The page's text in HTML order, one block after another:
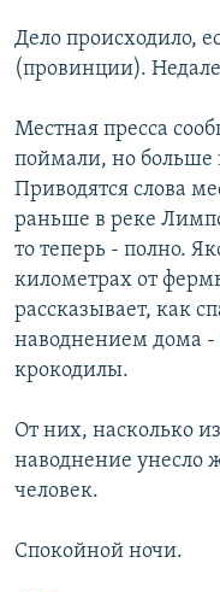
Дело происходило,
(провинции).
Местная пресса
поймали, но больше
Приводятся слова
раньше в реке
то теперь - полно.
километрах от
рассказывает, как
наводнением дома -
крокодилы.
От них, насколько
наводнение унесло
человек.
Спокойной ночи.